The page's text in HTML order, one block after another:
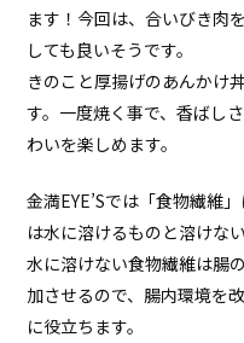
ます！今回は、合いびき肉
しても良いそうです。
きのこと厚揚げのあんかけ
す。一度焼く事で、香ばし
わいを楽しめます。
金満EYE’Sでは「食物繊維
は水に溶けるものと溶けな
水に溶けない食物繊維は腸
加させるので、腸内環境を
に役立ちます。